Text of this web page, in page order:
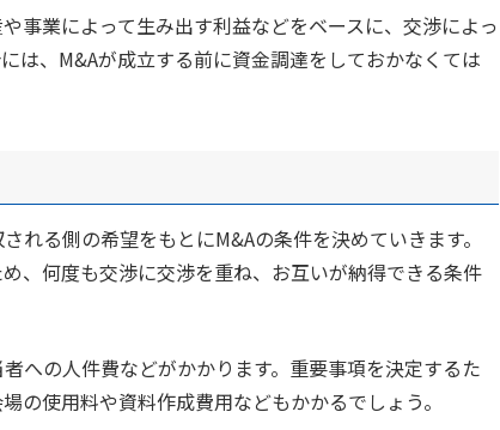
事業によって生み出す利益などをベースに、交渉によっ
は、M&Aが成立する前に資金調達をしておかなくては
れる側の希望をもとにM&Aの条件を決めていきます。
、何度も交渉に交渉を重ね、お互いが納得できる条件
への人件費などがかかります。重要事項を決定するた
の使用料や資料作成費用などもかかるでしょう。